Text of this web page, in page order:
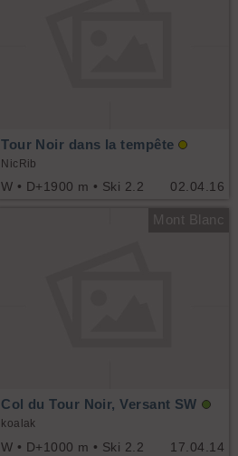
02.04.16
Tour Noir dans la tempête
NicRib
W • D+1900 m • Ski 2.2
Mont Blanc
17.04.14
Col du Tour Noir, Versant SW
koalak
W • D+1000 m • Ski 2.2